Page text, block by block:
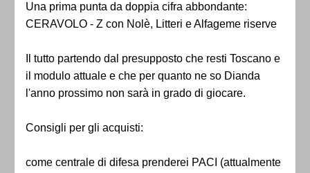
Una prima punta da doppia cifra abbondante:
CERAVOLO - Z con Nolè, Litteri e Alfageme riserve
Il tutto partendo dal presupposto che resti Toscano e
il modulo attuale e che per quanto ne so Dianda
l'anno prossimo non sarà in grado di giocare.
Consigli per gli acquisti:
come centrale di difesa prenderei PACI (attualmente